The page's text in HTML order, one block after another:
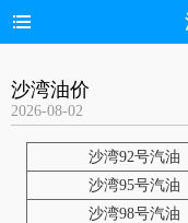
沙湾油价
2026-08-02
沙湾92号汽油
沙湾95号汽油
沙湾98号汽油